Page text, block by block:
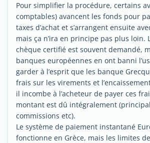
Pour simplifier la procédure, certains
comptables) avancent les fonds pour
taxes d’achat et s’arrangent ensuite
mais ça n’ira en principe pas plus loin.
chèque certifié est souvent demandé,
banques européennes en ont banni
garder à l’esprit que les banque
frais sur les virements et
il incombe à l’acheteur de payer ces
montant est dû intégralement
commissions etc).
Le système de paiement instantané
fonctionne en Grèce, mais les limites